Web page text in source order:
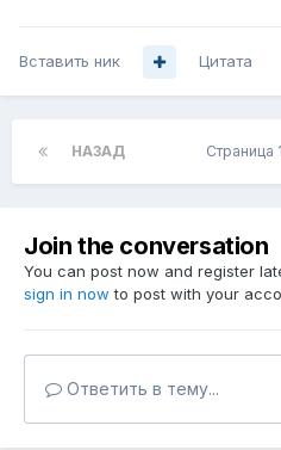
Вставить ник Цитата
НАЗАД Страница
Join the conversation
You can post now and register
sign in now to post with your
Ответить в тему...